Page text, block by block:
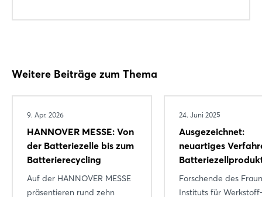
Weitere Beiträge zum Thema
9. Apr. 2026
HANNOVER MESSE: Von
der Batteriezelle bis zum
Batterierecycling
Auf der HANNOVER MESSE
präsentieren rund zehn
24. Juni 2025
Ausgezeichnet:
neuartiges
Forschende des
Instituts für
Login